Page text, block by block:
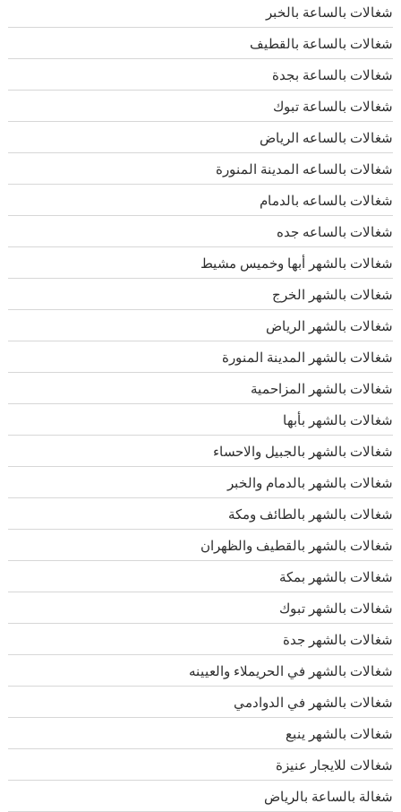
شغالات بالساعة بالخبر
شغالات بالساعة بالقطيف
شغالات بالساعة بجدة
شغالات بالساعة تبوك
شغالات بالساعه الرياض
شغالات بالساعه المدينة المنورة
شغالات بالساعه بالدمام
شغالات بالساعه جده
شغالات بالشهر أبها وخميس مشيط
شغالات بالشهر الخرج
شغالات بالشهر الرياض
شغالات بالشهر المدينة المنورة
شغالات بالشهر المزاحمية
شغالات بالشهر بأبها
شغالات بالشهر بالجبيل والاحساء
شغالات بالشهر بالدمام والخبر
شغالات بالشهر بالطائف ومكة
شغالات بالشهر بالقطيف والظهران
شغالات بالشهر بمكة
شغالات بالشهر تبوك
شغالات بالشهر جدة
شغالات بالشهر في الحريملاء والعيينه
شغالات بالشهر في الدوادمي
شغالات بالشهر ينبع
شغالات للايجار عنيزة
شغالة بالساعة بالرياض